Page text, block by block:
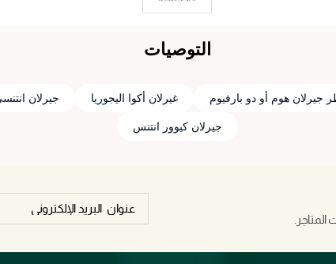
التوصيات
جيرلان هوم أو دو بارفيوم غيرلان أكوا اليجوريا جيرلان
جيرلان كيوور انتنس